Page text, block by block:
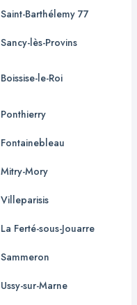
Saint-Barthélemy 77
Sancy-lès-Provins
Boissise-le-Roi
Ponthierry
Fontainebleau
Mitry-Mory
Villeparisis
La Ferté-sous-Jouarre
Sammeron
Ussy-sur-Marne